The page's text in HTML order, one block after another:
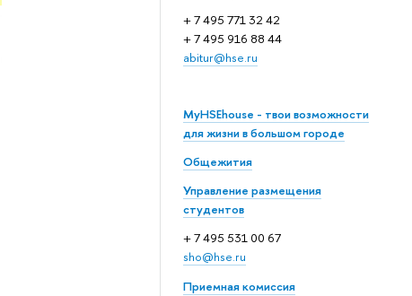
+ 7 495 771 32 42
+ 7 495 916 88 44
abitur@hse.ru
MyHSEhouse - твои возможности
для жизни в большом городе
Общежития
Управление размещения
студентов
+ 7 495 531 00 67
sho@hse.ru
Приемная комиссия